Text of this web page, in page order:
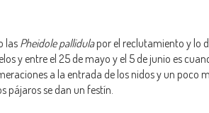
las Pheidole pallidulapor el reclutamiento y lo
y entre el 25 de mayo y el 5 de junio es
a la entrada de los nidos y un poco
pájaros se dan un festín.